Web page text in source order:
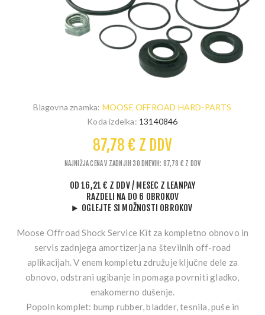
Blagovna znamka: MOOSE OFFROAD HARD-PARTS
Koda izdelka: 13140846
87,78 € Z DDV
NAJNIŽJA CENA V ZADNJIH 30 DNEVIH: 87,78 € Z DDV
OD 16,21 € Z DDV/ MESEC Z LEANPAY
RAZDELI NA DO 6 OBROKOV
OGLEJTE SI MOŽNOSTI OBROKOV
Moose Offroad Shock Service Kit za kompletno obnovo in
servis zadnjega amortizerja na številnih off-road
aplikacijah. V enem kompletu združuje ključne dele za
obnovo, odstrani ugibanje in pomaga povrniti gladko,
enakomerno dušenje.
Popoln komplet: bump rubber, bladder, tesnila, puše in